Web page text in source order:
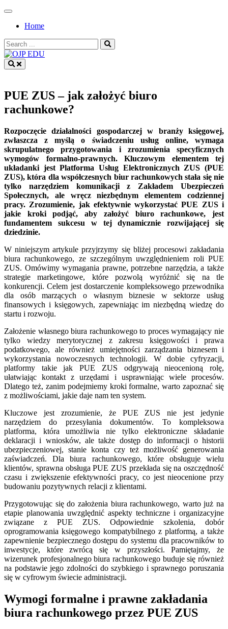
Skip
contentHome
Search
for:
PUE ZUS – jak założyć biuro
rachunkowe?
Rozpoczęcie działalności gospodarczej w branży księgowej,
zwłaszcza z myślą o świadczeniu usług online, wymaga
skrupulatnego przygotowania i zrozumienia specyficznych
wymogów formalno-prawnych. Kluczowym elementem tej
układanki jest Platforma Usług Elektronicznych ZUS (PUE
ZUS), która dla współczesnych biur rachunkowych stała się nie
tylko narzędziem komunikacji z Zakładem Ubezpieczeń
Społecznych, ale wręcz niezbędnym elementem codziennej
pracy. Zrozumienie, jak efektywnie wykorzystać PUE ZUS i
jakie kroki podjąć, aby założyć biuro rachunkowe, jest
fundamentem sukcesu w tej dynamicznie rozwijającej się
dziedzinie.
W niniejszym artykule przyjrzymy się bliżej procesowi zakładania
biura rachunkowego, ze szczególnym uwzględnieniem roli PUE
ZUS. Omówimy wymagania prawne, potrzebne narzędzia, a także
strategie marketingowe, które pozwolą wyróżnić się na tle
konkurencji. Celem jest dostarczenie kompleksowego przewodnika
dla osób marzących o własnym biznesie w sektorze usług
finansowych i księgowych, zapewniając im niezbędną wiedzę do
startu i rozwoju.
Założenie własnego biura rachunkowego to proces wymagający nie
tylko wiedzy merytorycznej z zakresu księgowości i prawa
podatkowego, ale również umiejętności zarządzania biznesem i
wykorzystania nowoczesnych technologii. W dobie cyfryzacji,
platformy takie jak PUE ZUS odgrywają nieocenioną rolę,
ułatwiając kontakt z urzędami i usprawniając wiele procesów.
Dlatego też, zanim podejmiemy kroki formalne, warto zapoznać się
z możliwościami, jakie daje nam ten system.
Kluczowe jest zrozumienie, że PUE ZUS nie jest jedynie
narzędziem do przesyłania dokumentów. To kompleksowa
platforma, która umożliwia nie tylko elektroniczne składanie
deklaracji i wniosków, ale także dostęp do informacji o historii
ubezpieczeniowej, stanie konta czy też możliwość generowania
zaświadczeń. Dla biura rachunkowego, które obsługuje wielu
klientów, sprawna obsługa PUE ZUS przekłada się na oszczędność
czasu i zwiększenie efektywności pracy, co jest nieocenione przy
budowaniu pozytywnych relacji z klientami.
Przygotowując się do założenia biura rachunkowego, warto już na
etapie planowania uwzględnić aspekty techniczne i organizacyjne
związane z PUE ZUS. Odpowiednie szkolenia, dobór
oprogramowania księgowego kompatybilnego z platformą, a także
zapewnienie bezpiecznego dostępu do systemu dla pracowników to
inwestycje, które zwrócą się w przyszłości. Pamiętajmy, że
wizerunek profesjonalnego biura rachunkowego buduje się również
na podstawie jego zdolności do szybkiego i sprawnego poruszania
się w cyfrowym świecie administracji.
Wymogi formalne i prawne zakładania
biura rachunkowego przez PUE ZUS